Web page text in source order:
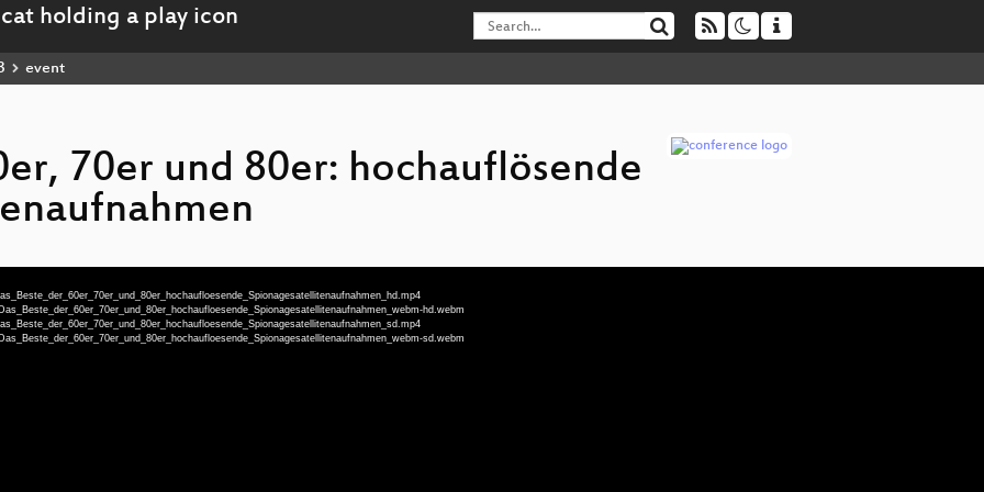
event
70er und 80er: hochauflösende
hd.webm
sd.webm